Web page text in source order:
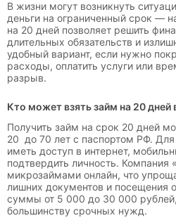
В жизни могут возникнуть
деньги на ограниченный срок —
на 20 дней позволяет решить
длительных обязательств и
удобный вариант, если нужно
расходы, оплатить услуги или
разрыв.
Кто может взять займ на 20 дней
Получить займ на срок 20 дней
20 до 70 лет с паспортом РФ.
иметь доступ в интернет,
подтвердить личность. Компания
микрозаймами онлайн, что
лишних документов и посещения
суммы от 5 000 до 30 000
большинству срочных нужд.